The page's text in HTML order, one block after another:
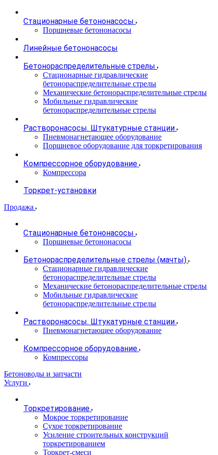
Стационарные бетононасосы
Поршневые бетононасосы
Линейные бетононасосы
Бетонораспределительные стрелы
Стационарные гидравлические
бетонораспределительные стрелы
Механические бетонораспределительные стрелы
Мобильные гидравлические
бетонораспределительные стрелы
Растворонасосы. Штукатурные станции
Пневмонагнетающее оборудование
Поршневое оборудование для торкретирования
Компрессорное оборудование
Компрессора
Торкрет-установки
Продажа
Стационарные бетононасосы
Поршневые бетононасосы
Бетонораспределительные стрелы (мачты)
Стационарные гидравлические
бетонораспределительные стрелы
Механические бетонораспределительные стрелы
Мобильные гидравлические
бетонораспределительные стрелы
Растворонасосы. Штукатурные станции
Пневмонагнетающее оборудование
Компрессорное оборудование
Компрессоры
Бетоноводы и запчасти
Услуги
Торкретирование
Мокрое торкретирование
Сухое торкретирование
Усиление строительных конструкций
торкретированием
Торкрет-смеси